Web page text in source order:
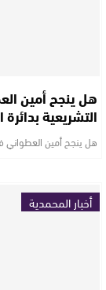
هل ينجح أمين
التشريعية
هل ينجح أمين العطواني
أخبار المحمدية